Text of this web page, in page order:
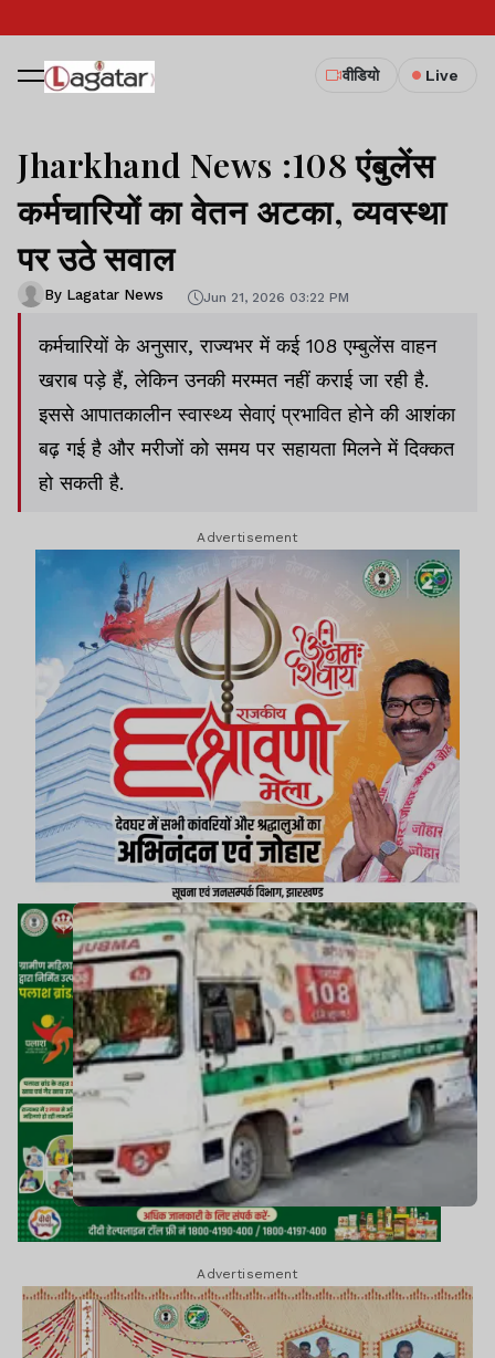
वीडियो Live
Jharkhand News :108 एंबुलेंस
कर्मचारियों का वेतन अटका, व्यवस्था
पर उठे सवाल
By Lagatar News Jun 21, 2026 03:22 PM
कर्मचारियों के अनुसार, राज्यभर में कई 108 एम्बुलेंस वाहन
खराब पड़े हैं, लेकिन उनकी मरम्मत नहीं कराई जा रही है.
इससे आपातकालीन स्वास्थ्य सेवाएं प्रभावित होने की आशंका
बढ़ गई है और मरीजों को समय पर सहायता मिलने में दिक्कत
हो सकती है.
Advertisement
Advertisement